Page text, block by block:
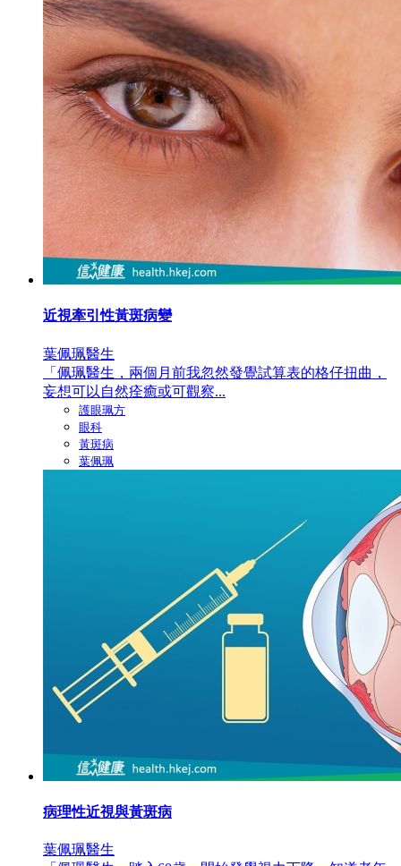
近視牽引性黃斑病變
葉佩珮醫生
「佩珮醫生，兩個月前我忽然發覺試算表的格仔扭曲，
妄想可以自然痊癒或可觀察...
護眼珮方
眼科
黃斑病
葉佩珮
病理性近視與黃斑病
葉佩珮醫生